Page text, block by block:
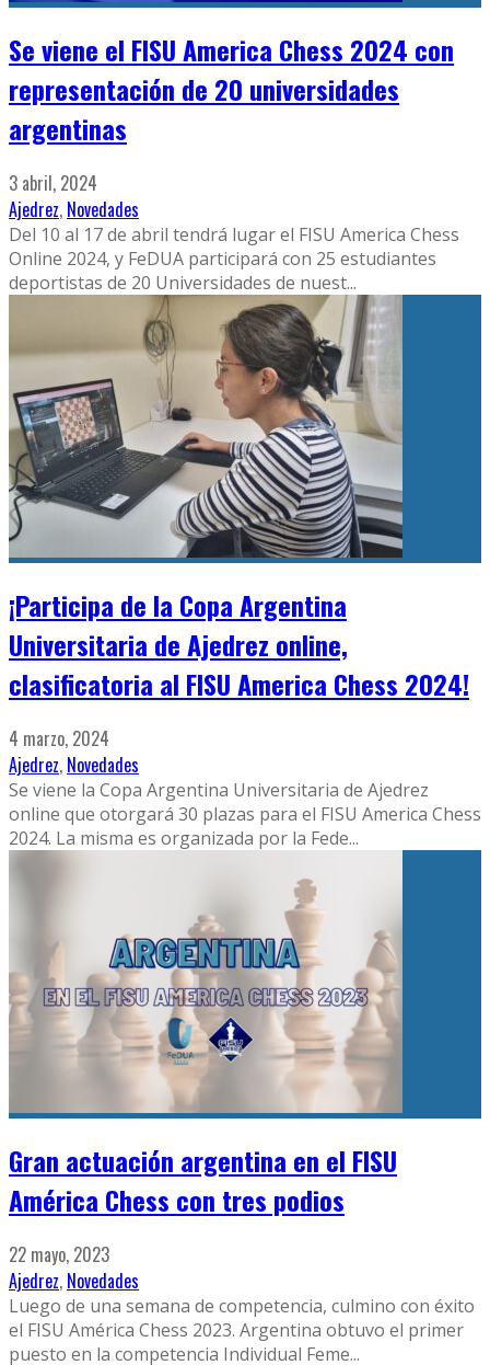
Se viene el FISU America Chess 2024 con
representación de 20 universidades
argentinas
3 abril, 2024
Ajedrez, Novedades
Del 10 al 17 de abril tendrá lugar el FISU America Chess
Online 2024, y FeDUA participará con 25 estudiantes
deportistas de 20 Universidades de nuest...
¡Participa de la Copa Argentina
Universitaria de Ajedrez online,
clasificatoria al FISU America Chess 2024!
4 marzo, 2024
Ajedrez, Novedades
Se viene la Copa Argentina Universitaria de Ajedrez
online que otorgará 30 plazas para el FISU America Chess
2024. La misma es organizada por la Fede...
Gran actuación argentina en el FISU
América Chess con tres podios
22 mayo, 2023
Ajedrez, Novedades
Luego de una semana de competencia, culmino con éxito
el FISU América Chess 2023. Argentina obtuvo el primer
puesto en la competencia Individual Feme...